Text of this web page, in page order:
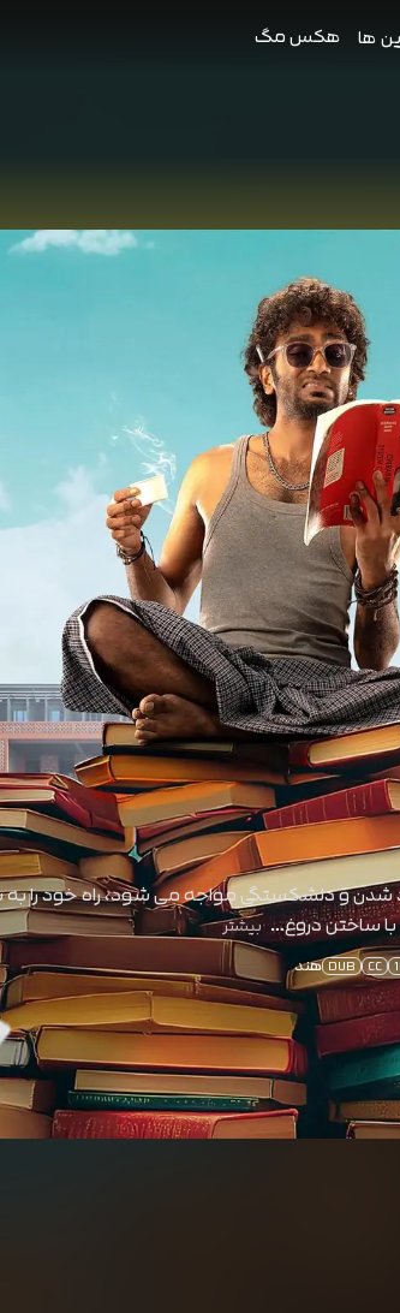
ها هکس مگ
شدن و دلشکستگی مواجه می شود، راه خود را
ساختن دروغ… بیشتر
CC
DUB هند